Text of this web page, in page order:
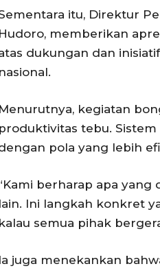
itu, Direktur
Hudoro, memberikan
dukungan dan
nasional.
Menurutnya, kegiatan
produktivitas tebu.
pola yang lebih
berharap apa
lain. Ini langkah konkret
kalau semua pihak
Ia juga menekankan